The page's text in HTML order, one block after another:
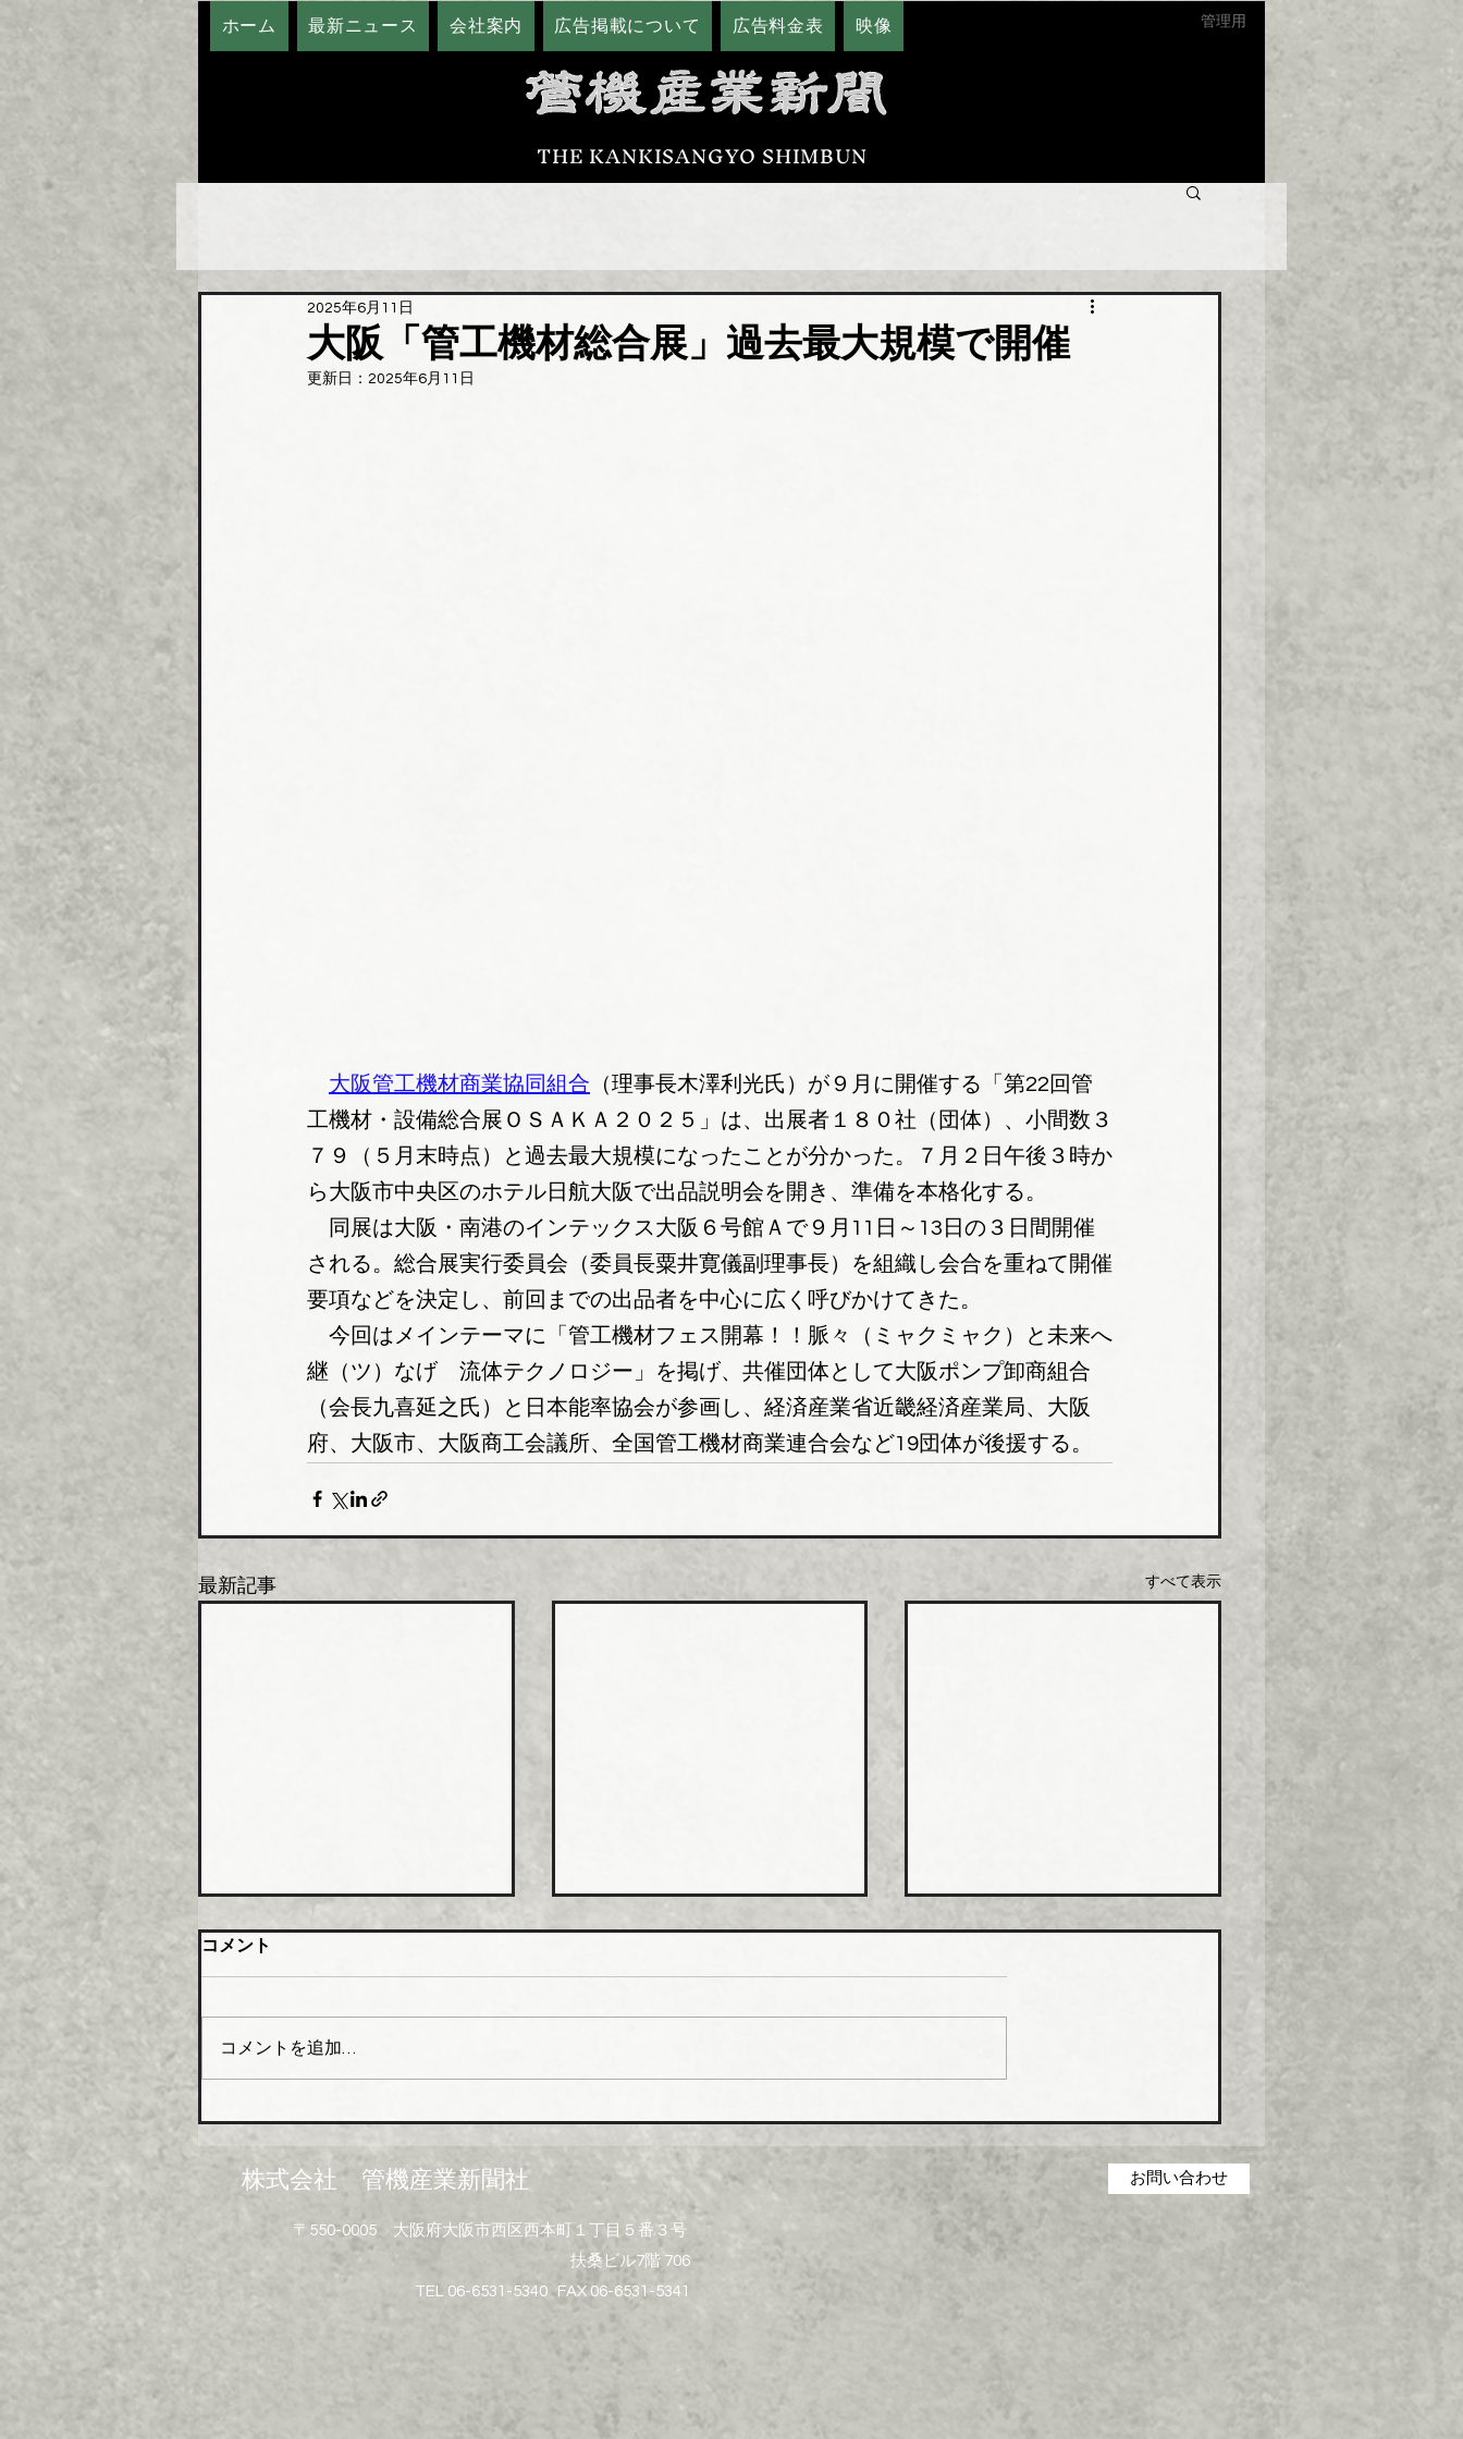
ホーム 最新ニュース 会社案内 広告掲載について 広告料金表 映像
THE KANKISANGYO SHIMBUN
管理用
大阪「管工機材総合展」過去最大規模で開催
2025年6月11日
更新日： 2025年6月11日
大阪管工機材商業協同組合 （理事長木澤利光氏）が９月に開催する「第22回管
工機材・設備総合展ＯＳＡＫＡ２０２５」は、出展者１８０社（団体）、小間数３
７９（５月末時点）と過去最大規模になったことが分かった。７月２日午後３時か
ら大阪市中央区のホテル日航大阪で出品説明会を開き、準備を本格化する。
同展は大阪・南港のインテックス大阪６号館Ａで９月11日～13日の３日間開催
される。総合展実行委員会（委員長粟井寛儀副理事長）を組織し会合を重ねて開催
要項などを決定し、前回までの出品者を中心に広く呼びかけてきた。
今回はメインテーマに「管工機材フェス開幕！！脈々（ミャクミャク）と未来へ
継（ツ）なげ　流体テクノロジー」を掲げ、共催団体として大阪ポンプ卸商組合
（会長九喜延之氏）と日本能率協会が参画し、経済産業省近畿経済産業局、大阪
府、大阪市、大阪商工会議所、全国管工機材商業連合会など19団体が後援する。
最新記事 すべて表示
橋本総業 新関西配送センタ
ー開設
貞一氏）はこのほど関西№１の
在庫アイテムと物流体制の強化
た倉庫を移転し新関西配送セン
ターとして業務を開始した。
新関西配送センターは、地上５
階建（倉庫部分４層）鉄骨造で
敷地面積は約３６０２坪、延床
面積は約７２９４坪。５階部分
にはイベントや勉強会などを開
日本継手 管継手など９月か
手やコア継手、ステンレスねじ
価格改定を実施する。 管継手
類の原材料、副資材の調達コス
トの高騰に加えて、エネルギー
コストの上昇やその他の資材価
格、輸送コストなど間接費用も
増大しており、企業努力だけで
は製造コストを吸収することが
給を行
積水化学工業 強化プラ複合
上げ
０月１日出荷分から１０％以上
コメント
コメントを追加…
株式会社 管機産業新聞社 お問い合わせ
〒550-0005 大阪府大阪市西区西本町１丁目５番３号
扶桑ビル7階 706
TEL 06-6531-5340 FAX 06-6531-5341